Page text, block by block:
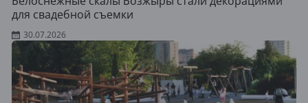
для свадебной съемки
30.07.2026